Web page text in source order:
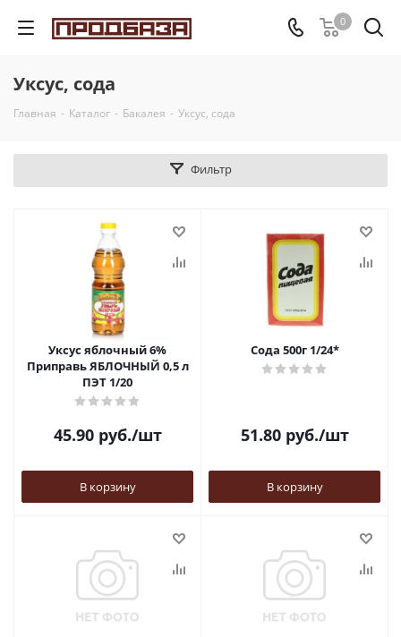
0
Уксус, сода
Главная - Каталог - Бакалея - Уксус, сода
Фильтр
Уксус яблочный 6%
Приправь ЯБЛОЧНЫЙ 0,5 л
ПЭТ 1/20
45.90руб./шт
В корзину
Сода 500г 1/24*
51.80руб./шт
В корзину